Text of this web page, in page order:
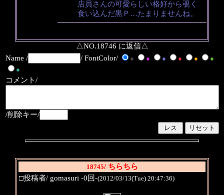
店員さんの可愛らしい格好から覗く
食い込んだ黒Ｐ…たまりませんね。
△NO.18746 に返信△
Name /
/ FontColor/ ● ● ● ● ●
●
●
コメント/
/削除キー/
18745/ ちらちら
□投稿者/ gomasuri -0回-(2012/03/13(Tue) 20:47:36)